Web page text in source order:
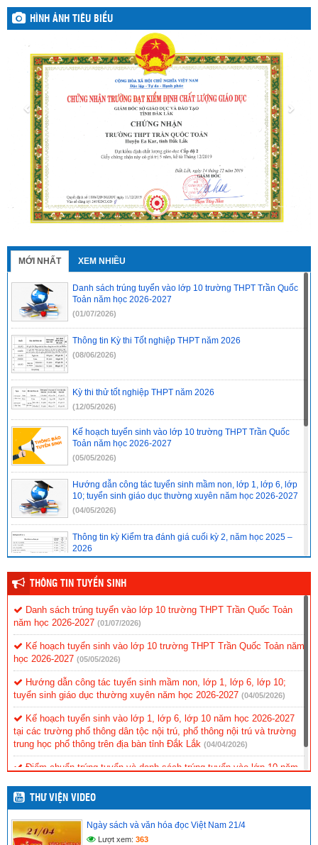
HÌNH ẢNH TIÊU BIỂU
MỚI NHẤT XEM NHIỀU
Danh sách trúng tuyển vào lớp 10 trường THPT Trần Quốc
Toản năm học 2026-2027
(01/07/2026)
Thông tin Kỳ thi Tốt nghiệp THPT năm 2026
(08/06/2026)
Kỳ thi thử tốt nghiệp THPT năm 2026
(12/05/2026)
Kế hoạch tuyển sinh vào lớp 10 trường THPT Trần Quốc
Toản năm học 2026-2027
(05/05/2026)
Hướng dẫn công tác tuyển sinh mầm non, lớp 1, lớp 6, lớp
10; tuyển sinh giáo dục thường xuyên năm học 2026-2027
(04/05/2026)
Thông tin kỳ Kiểm tra đánh giá cuối kỳ 2, năm học 2025 –
2026
Ma trận và bản đặc tả các môn kiểm tra đánh giá cuối kỳ 2 –
(21/04/2026)
Thông tin Kỳ thi thử Tốt nghiệp THPT năm 2026 – Lần 2
(13/04/2026)
Thời khoá biểu số 10, học kỳ II năm học 2025-2026. Thực
hiện từ thứ Hai, ngày 13/4/2026
(11/04/2026)
Ngày sách và văn hóa đọc Việt Nam 21/4
THÔNG TIN TUYỂN SINH
Danh sách trúng tuyển vào lớp 10 trường THPT Trần Quốc Toản
năm học 2026-2027 (01/07/2026)
Kế hoạch tuyển sinh vào lớp 10 trường THPT Trần Quốc Toản năm
học 2026-2027 (05/05/2026)
Hướng dẫn công tác tuyển sinh mầm non, lớp 1, lớp 6, lớp 10;
tuyển sinh giáo dục thường xuyên năm học 2026-2027 (04/05/2026)
Kế hoạch tuyển sinh vào lớp 1, lớp 6, lớp 10 năm học 2026-2027
tại các trường phổ thông dân tộc nội trú, phổ thông nội trú và trường
trung học phổ thông trên địa bàn tỉnh Đắk Lắk (04/04/2026)
Điểm chuẩn trúng tuyển và danh sách trúng tuyển vào lớp 10 năm
THƯ VIỆN VIDEO
Ngày sách và văn hóa đọc Việt Nam 21/4
Lượt xem: 363